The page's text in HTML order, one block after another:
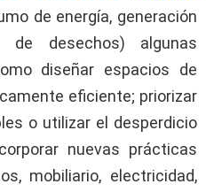
de energía, generación
desechos) algunas
diseñar espacios de
eficiente; priorizar
o utilizar el desperdicio
nuevas prácticas
mobiliario, electricidad,